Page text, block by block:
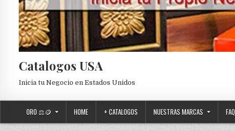
Catalogos USA
Inicia tu Negocio en Estados Unidos
ORO ⚖️🪙 HOME + CATALOGOS NUESTRAS MARCAS FAQ